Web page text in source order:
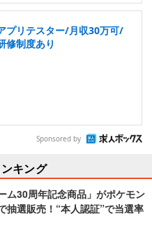
プリテスター/月収30万可/
修制度あり
Sponsored by
キング
ム30周年記念商品」がポケモン
抽選販売！“本人認証”で当選率